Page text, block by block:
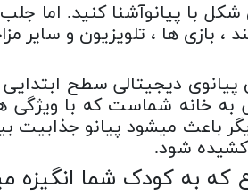
با پیانوآشنا کنید. اما
، بازی ها ، تلویزیون و سایر
باعث میشود پیانو
شود.
که به کودک شما انگیزه